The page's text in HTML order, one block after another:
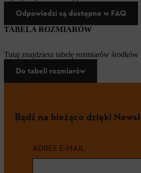
Odpowiedzi są dostępne w FAQ
TABELA ROZMIARÓW
Tutaj znajdziesz tabelę rozmiarów
Do tabeli rozmiarów
Bądź na bieżąco dzięki
ADRES E-MAIL